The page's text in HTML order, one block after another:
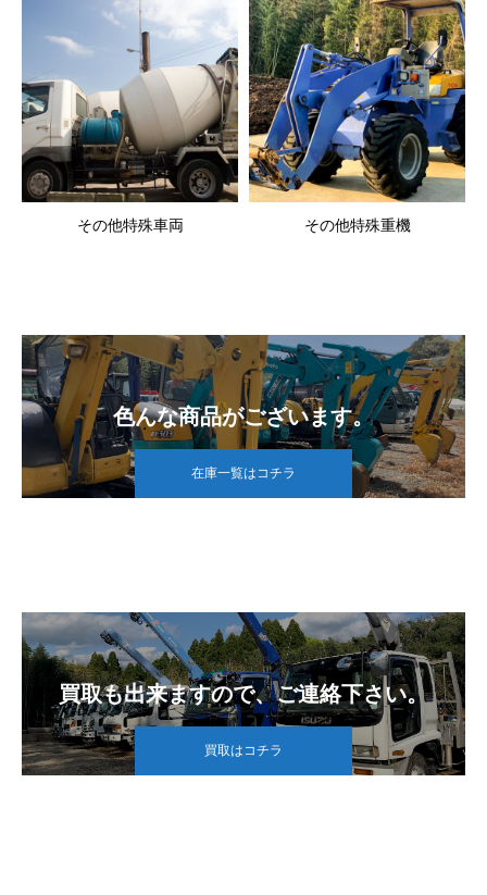
その他特殊車両 その他特殊重機
色んな商品がございます。
在庫一覧はコチラ
買取も出来ますので、ご連絡下さい。
買取はコチラ